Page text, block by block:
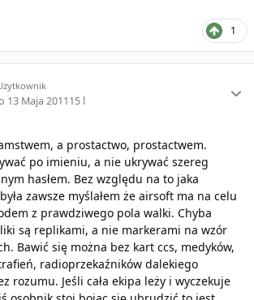
1
13 Maja 201115 l
a prostactwo, prostactwem.
po imieniu, a nie ukrywać szereg
hasłem. Bez względu na to jaka
zawsze myślałem że airsoft ma na celu
z prawdziwego pola walki. Chyba
są replikami, a nie markerami na wzór
Bawić się można bez kart ccs, medyków,
radioprzekaźników dalekiego
rozumu. Jeśli cała ekipa leży i wyczekuje